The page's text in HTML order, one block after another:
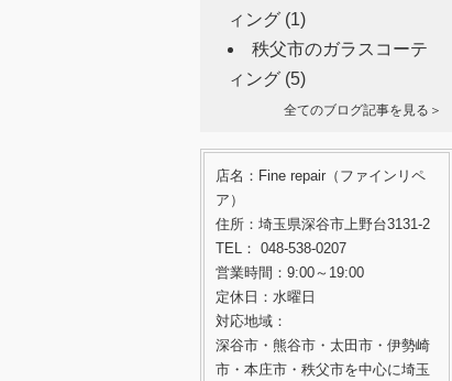
ィング (1)
秩父市のガラスコーテ
ィング (5)
全てのブログ記事を見る＞
店名：Fine repair（ファインリペ
ア）
住所：埼玉県深谷市上野台3131-2
TEL： 048-538-0207
営業時間：9:00～19:00
定休日：水曜日
対応地域：
深谷市・熊谷市・太田市・伊勢崎
市・本庄市・秩父市を中心に埼玉